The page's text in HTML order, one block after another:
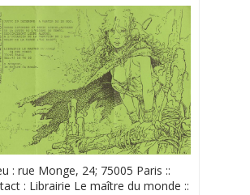
: rue Monge, 24; 75005 Paris ::
: Librairie Le maître du monde ::